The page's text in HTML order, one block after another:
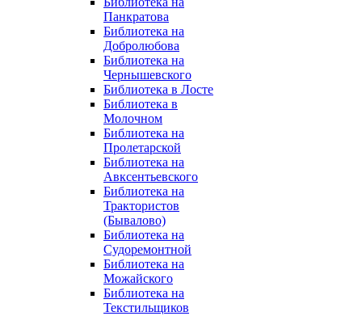
Панкратова
Библиотека на
Добролюбова
Библиотека на
Чернышевского
Библиотека в Лосте
Библиотека в
Молочном
Библиотека на
Пролетарской
Библиотека на
Авксентьевского
Библиотека на
Трактористов
(Бывалово)
Библиотека на
Судоремонтной
Библиотека на
Можайского
Библиотека на
Текстильщиков